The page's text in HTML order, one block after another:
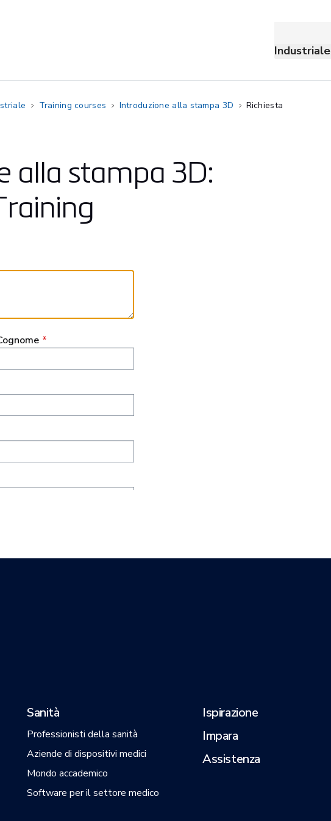
Industriale
Training courses Introduzione alla stampa 3D Richiesta
alla stampa 3D:
Sanità
Professionisti della sanità
Aziende di dispositivi medici
Mondo accademico
Software per il settore medico
Ispirazione
Impara
Assistenza